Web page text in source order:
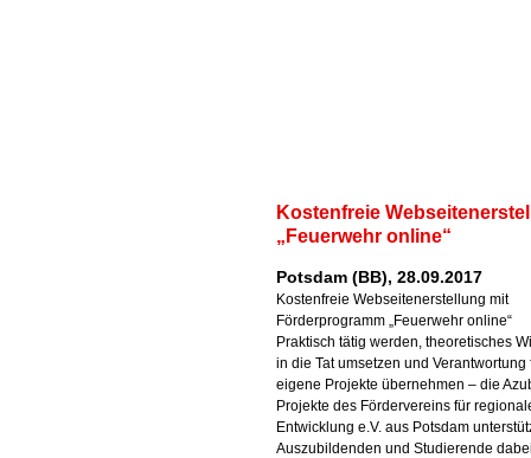
Kostenfreie
„Feuerwehr online“
Potsdam (BB), 28.09.2017
Kostenfreie Webseitenerstellung mit
Förderprogramm „Feuerwehr online“
Praktisch tätig werden, theoretisches
in die Tat umsetzen und Verantwortung
eigene Projekte übernehmen – die
Projekte des Fördervereins für
Entwicklung e.V. aus Potsdam
Auszubildenden und Studierende